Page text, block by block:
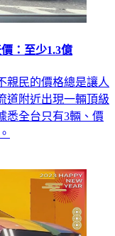
：至少1.3億
親民的價格總是讓人
道附近出現一輛頂級
悉全台只有3輛、價